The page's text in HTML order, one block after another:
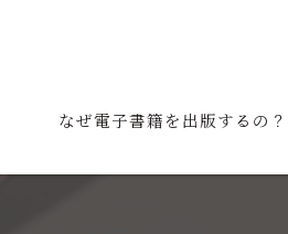
なぜ電子書籍を出版するの？